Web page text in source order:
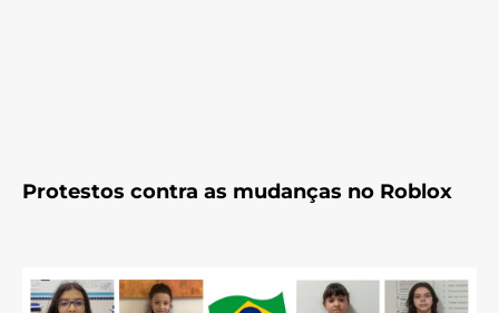
Protestos contra as mudanças no Roblox